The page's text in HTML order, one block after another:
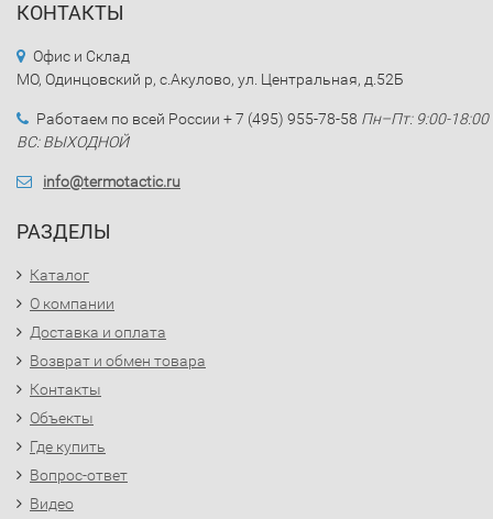
КОНТАКТЫ
Офис и Склад
МО, Одинцовский р, с.Акулово, ул. Центральная, д.52Б
Работаем по всей России + 7 (495) 955-78-58 Пн–Пт: 9:00-18:00
ВС: ВЫХОДНОЙ
info@termotactic.ru
РАЗДЕЛЫ
Каталог
О компании
Доставка и оплата
Возврат и обмен товара
Контакты
Объекты
Где купить
Вопрос-ответ
Видео